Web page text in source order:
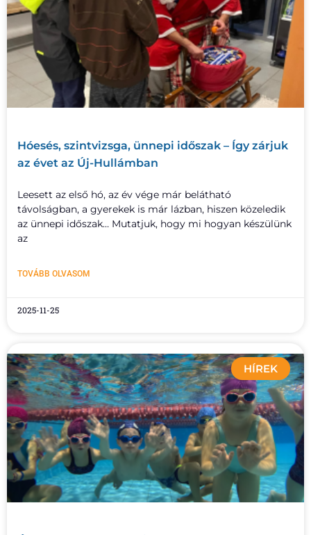
Hóesés, szintvizsga, ünnepi időszak – Így zárjuk
az évet az Új-Hullámban
Leesett az első hó, az év vége már belátható
távolságban, a gyerekek is már lázban, hiszen közeledik
az ünnepi időszak… Mutatjuk, hogy mi hogyan készülünk
az
TOVÁBB OLVASOM
2025-11-25
HÍREK